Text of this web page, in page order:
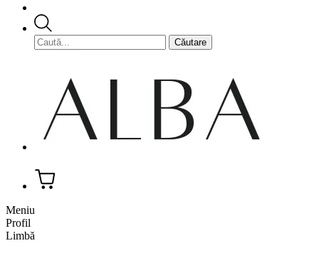
Meniu
Profil
Limbă